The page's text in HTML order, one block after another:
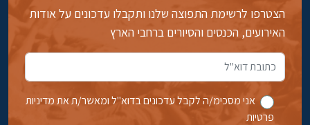
הצטרפו לרשימת התפוצה שלנו ותקבלו עדכונים על אודות
האירועים, הכנסים והסיורים ברחבי הארץ
אני מסכימ/ה לקבל עדכונים בדוא''ל ומאשר/ת את מדיניות
פרטיות